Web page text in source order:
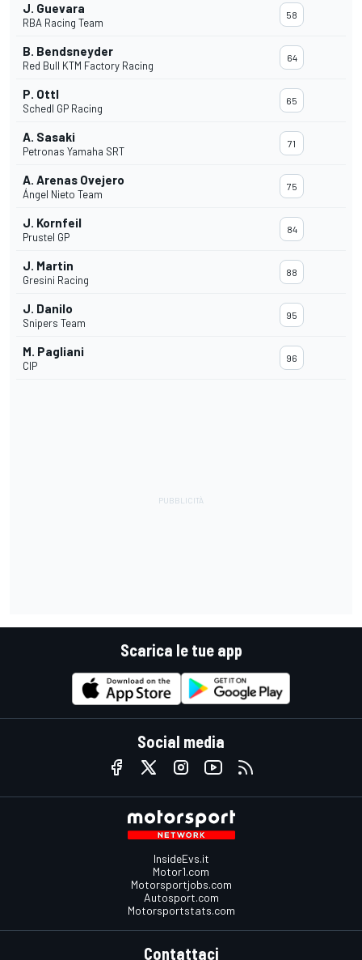
J. Guevara
RBA Racing Team
58
B. Bendsneyder
Red Bull KTM Factory Racing
64
P. Ottl
Schedl GP Racing
65
A. Sasaki
Petronas Yamaha SRT
71
A. Arenas Ovejero
Ángel Nieto Team
75
J. Kornfeil
Prustel GP
84
J. Martin
Gresini Racing
88
J. Danilo
Snipers Team
95
M. Pagliani
CIP
96
Scarica le tue app
Social media
InsideEvs.it
Motor1.com
Motorsportjobs.com
Autosport.com
Motorsportstats.com
Contattaci